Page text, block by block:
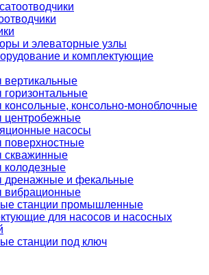
и элеваторные узлы
и комплектующие
вертикальные
горизонтальные
консольные, консольно-моноблочные
центробежные
насосы
поверхностные
скважинные
колодезные
дренажные и фекальные
вибрационные
станции промышленные
для насосов и насосных
станции под ключ